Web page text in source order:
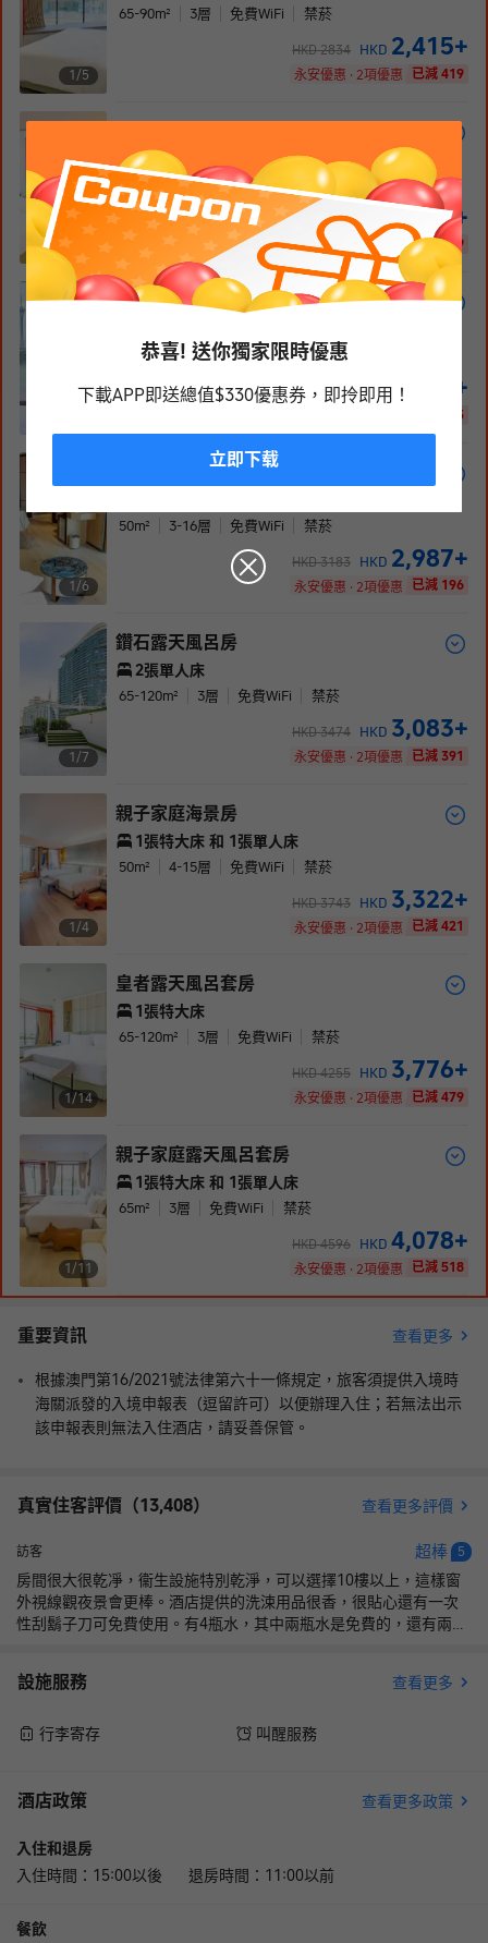
恭喜! 送你獨家限時優惠
下載APP即送總值$330優惠券，即拎即用！
立即下载
1/5
65-90m² 3層 免費WiFi 禁菸
HKD2834 HKD 2,415+
永安優惠 · 2項優惠 已減 419
1/
2張單人床
65-90 3層 免費WiFi 禁菸
HKD2834 HKD2,415+
永安優惠 · 2項優惠 已減 419
鉑金煙花海景露台雙床房
m² 5層 免費WiFi 禁菸
HKD 3107 HKD2,602 +
已減 505
1/6
50m² 3-16層 免費WiFi 禁菸
HKD3183 HKD 2,987+
永安優惠 · 2項優惠 已減 196
1/7
鑽石露天風呂房
2張單人床
65-120m² 3層 免費WiFi 禁菸
HKD3474 HKD 3,083+
永安優惠 · 2項優惠 已減 391
1/4
親子家庭海景房
1張特大床 和 1張單人床
50m² 4-15層 免費WiFi 禁菸
HKD3743 HKD 3,322+
永安優惠 · 2項優惠 已減 421
1/14
皇者露天風呂套房
1張特大床
65-120m² 3層 免費WiFi 禁菸
HKD4255 HKD 3,776+
永安優惠 · 2項優惠 已減 479
1/11
親子家庭露天風呂套房
1張特大床 和 1張單人床
65m² 3層 免費WiFi 禁菸
HKD4596 HKD 4,078+
永安優惠 · 2項優惠 已減 518
重要資訊 查看更多
根據澳門第16/2021號法律第六十一條規定，旅客須提供入境時
海關派發的入境申報表（逗留許可）以便辦理入住；若無法出示
該申報表則無法入住酒店，請妥善保管。
真實住客評價（13,408） 查看更多評價
訪客 超棒 5
房間很大很乾凈，衞生設施特別乾淨，可以選擇10樓以上，這樣窗
外視線觀夜景會更棒。酒店提供的洗涑用品很香，很貼心還有一次
性刮鬍子刀可免費使用。有4瓶水，其中兩瓶水是免費的，還有兩瓶
門的餐飲量還是很大的，非常棒的一次澳門之旅，金銀島酒店附近
特別方便。酒店五星好評，特別棒的酒店，體驗感超好。
設施服務 查看更多
行李寄存 叫醒服務
酒店政策 查看更多政策
入住和退房
入住時間：15:00以後 退房時間：11:00以前
餐飲